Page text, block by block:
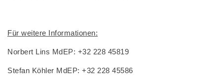
Für weitere Informationen:
Norbert Lins MdEP: +32 228 45819
Stefan Köhler MdEP: +32 228 45586